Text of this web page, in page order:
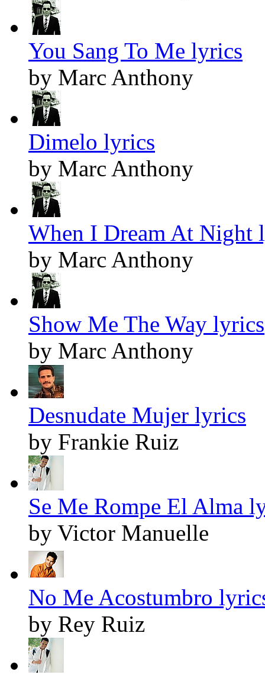
You Sang To Me lyrics
by Marc Anthony
Dimelo lyrics
by Marc Anthony
When I Dream At Night
by Marc Anthony
Show Me The Way lyrics
by Marc Anthony
Desnudate Mujer lyrics
by Frankie Ruiz
Se Me Rompe El Alma
by Victor Manuelle
No Me Acostumbro
by Rey Ruiz